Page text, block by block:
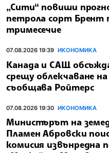
„Сити“ повиши
петрола сорт Брент
тримесечие
07.08.2026 19:39 ИКОНОМИКА
Канада и САЩ
срещу облекчаване
съобщава Ройтерс
07.08.2026 19:30 ИКОНОМИКА
Министърът на
Пламен Абровски
комисия извънредна